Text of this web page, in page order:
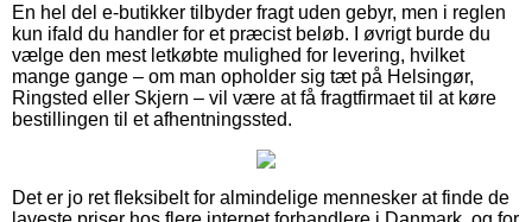
En hel del e-butikker tilbyder fragt uden gebyr, men i reglen
kun ifald du handler for et præcist beløb. I øvrigt burde du
vælge den mest letkøbte mulighed for levering, hvilket
mange gange – om man opholder sig tæt på Helsingør,
Ringsted eller Skjern – vil være at få fragtfirmaet til at køre
bestillingen til et afhentningssted.
Det er jo ret fleksibelt for almindelige mennesker at finde de